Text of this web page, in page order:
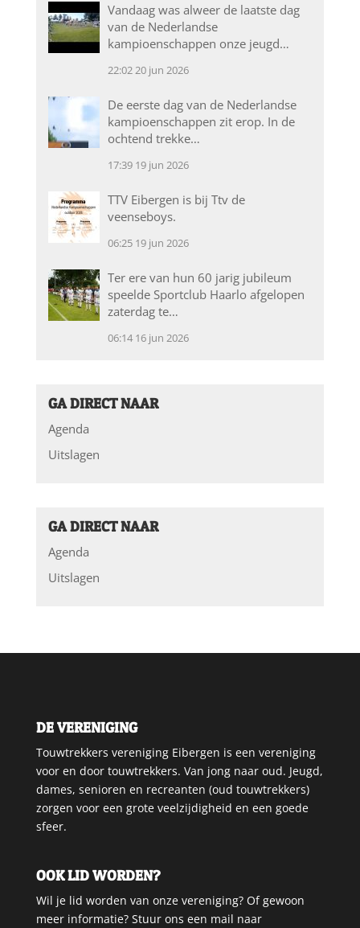
Vandaag was alweer de laatste dag
van de Nederlandse
kampioenschappen onze jeugd…
22:02 20 jun 2026
De eerste dag van de Nederlandse
kampioenschappen zit erop. In de
ochtend trekke…
17:39 19 jun 2026
TTV Eibergen is bij Ttv de
veenseboys.
06:25 19 jun 2026
Ter ere van hun 60 jarig jubileum
speelde Sportclub Haarlo afgelopen
zaterdag te…
06:14 16 jun 2026
GA DIRECT NAAR
Agenda
Uitslagen
GA DIRECT NAAR
Agenda
Uitslagen
DE VERENIGING
Touwtrekkers vereniging Eibergen is een vereniging
voor en door touwtrekkers. Van jong naar oud. Jeugd,
dames, senioren en recreanten (oud touwtrekkers)
zorgen voor een grote veelzijdigheid en een goede
sfeer.
OOK LID WORDEN?
Wil je lid worden van onze vereniging? Of gewoon
meer informatie? Stuur ons een mail naar